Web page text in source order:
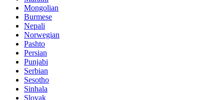
Mongolian
Burmese
Nepali
Norwegian
Pashto
Persian
Punjabi
Serbian
Sesotho
Sinhala
Slovak